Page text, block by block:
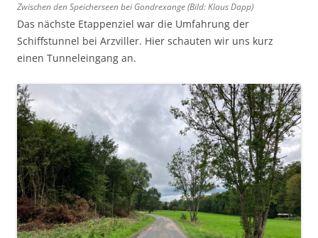
Zwischen den Speicherseen bei Gondrexange (Bild: Klaus Dapp)
Das nächste Etappenziel war die Umfahrung der
Schiffstunnel bei Arzviller. Hier schauten wir uns kurz
einen Tunneleingang an.